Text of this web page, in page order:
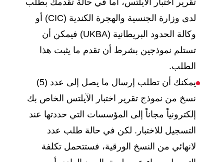
تقرير اختبار الآيلتس، أما في حالة تقدمك بطلب
لدى وزارة الجنسية والهجرة الكندية (CIC) أو
وكالة الحدود البريطانية (UKBA) فيمكن أن
تستلم نموذجين بشرط أن تقدم ما يثبت هذا
الطلب.
يمكنك أن تطلب إرسال ما يصل إلى عدد (5)
نسخ من نموذج تقرير اختبار الآيلتس الخاص بك
إلكترونياً مجاناً إلى المؤسسات التي حددتها عند
التسجيل للاختبار. لكن في حالة طلب عدد
لانهائي من النسخ الورقية، فستتحمل تكلفة